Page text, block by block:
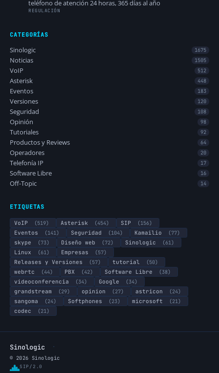
teléfono de atención 24 horas, 365 días al año
REGULACIÓN
CATEGORÍAS
Sinologic 1675
Noticias 1505
VoIP 512
Asterisk 448
Eventos 183
Versiones 120
Seguridad 108
Opinión 98
Tutoriales 92
Productos y Reviews 64
Operadores 20
Telefonía IP 17
Software Libre 16
Off-Topic 14
ETIQUETAS
VoIP (519) Asterisk (454) SIP
(156)
Eventos
(141) Seguridad (104) Kamailio
(77)
skype
(73) Diseño web (72) Sinologic
(61)
Linux
(61) Empresas
(57)
Releases y Versiones
(57) tutorial
(50)
webrtc
(44) PBX (42) Software Libre
(38)
videoconferencia
(34) Google
(34)
grandstream
(29) opinion (27) astricon
(24)
sangoma
(24) Softphones (23) microsoft
(21)
codec
(21)
Sinologic ·
© 2026 Sinologic
SIP/2.0